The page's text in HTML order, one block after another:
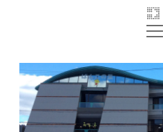
ホーム
プロフ